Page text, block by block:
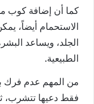
كما أن إضافة كوب
الاستحمام أيضاً،
الجلد، ويساعد
الطبيعية.
من المهم عدم فرك
فقط دعيها تتشرب،